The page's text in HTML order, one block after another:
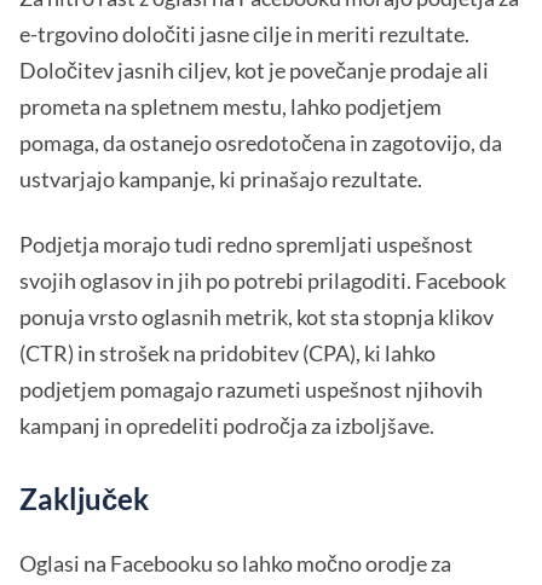
e-trgovino določiti jasne cilje in meriti rezultate.
Določitev jasnih ciljev, kot je povečanje prodaje ali
prometa na spletnem mestu, lahko podjetjem
pomaga, da ostanejo osredotočena in zagotovijo, da
ustvarjajo kampanje, ki prinašajo rezultate.
Podjetja morajo tudi redno spremljati uspešnost
svojih oglasov in jih po potrebi prilagoditi. Facebook
ponuja vrsto oglasnih metrik, kot sta stopnja klikov
(CTR) in strošek na pridobitev (CPA), ki lahko
podjetjem pomagajo razumeti uspešnost njihovih
kampanj in opredeliti področja za izboljšave.
Zaključek
Oglasi na Facebooku so lahko močno orodje za